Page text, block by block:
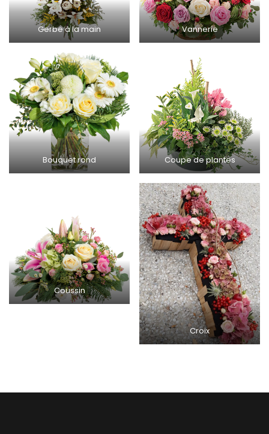
Gerbe à la main Vannerie
Bouquet rond Coupe de plantes
Coussin
Croix